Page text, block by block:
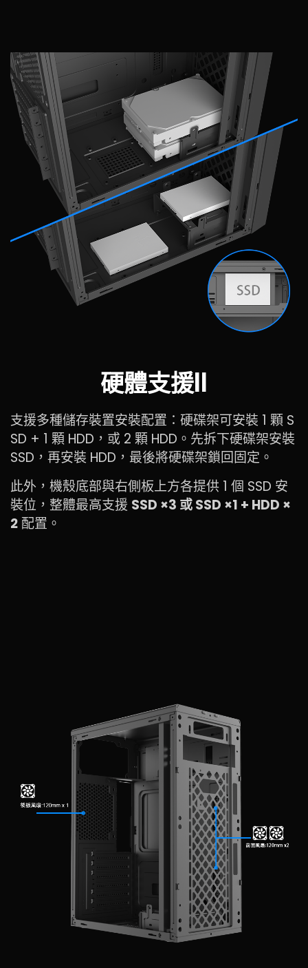
硬體支援II
支援多種儲存裝置安裝配置：硬碟架可安裝 1 顆 S
SD + 1 顆 HDD，或 2 顆 HDD。先拆下硬碟架安裝
SSD，再安裝 HDD，最後將硬碟架鎖回固定。
此外，機殼底部與右側板上方各提供 1 個 SSD 安
裝位，整體最高支援 SSD ×3 或 SSD ×1 + HDD ×
2 配置。